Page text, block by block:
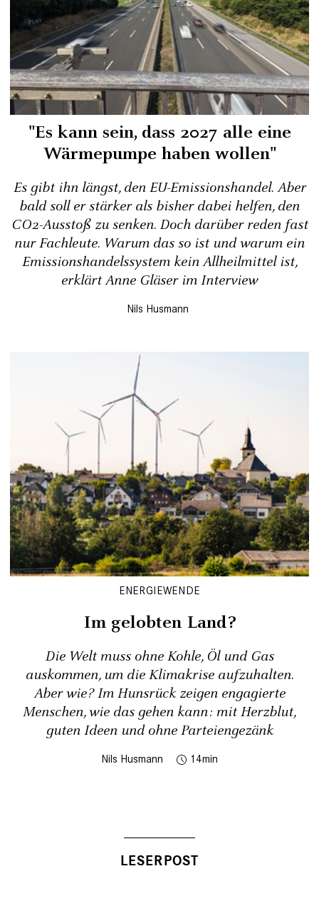
"Es kann sein, dass 2027 alle eine
Wärmepumpe haben wollen"
Es gibt ihn längst, den EU-Emissionshandel. Aber
bald soll er stärker als bisher dabei helfen, den
CO2-Ausstoß zu senken. Doch darüber reden fast
nur Fachleute. Warum das so ist und warum ein
Emissionshandelssystem kein Allheilmittel ist,
erklärt Anne Gläser im Interview
Nils Husmann
ENERGIEWENDE
Im gelobten Land?
Die Welt muss ohne Kohle, Öl und Gas
auskommen, um die Klimakrise aufzuhalten.
Aber wie? Im Hunsrück zeigen ­engagierte
Menschen, wie das gehen kann: mit Herzblut,
guten Ideen und ohne Parteiengezänk
Nils Husmann 14